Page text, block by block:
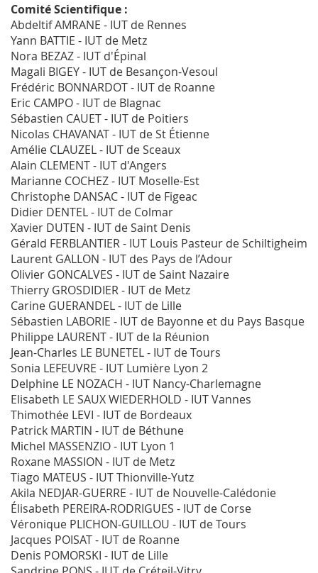
Comité Scientifique :
Abdeltif AMRANE - IUT de Rennes
Yann BATTIE - IUT de Metz
Nora BEZAZ - IUT d'Épinal
Magali BIGEY - IUT de Besançon-Vesoul
Frédéric BONNARDOT - IUT de Roanne
Eric CAMPO - IUT de Blagnac
Sébastien CAUET - IUT de Poitiers
Nicolas CHAVANAT - IUT de St Étienne
Amélie CLAUZEL - IUT de Sceaux
Alain CLEMENT - IUT d'Angers
Marianne COCHEZ - IUT Moselle-Est
Christophe DANSAC - IUT de Figeac
Didier DENTEL - IUT de Colmar
Xavier DUTEN - IUT de Saint Denis
Gérald FERBLANTIER - IUT Louis Pasteur de Schiltigheim
Laurent GALLON - IUT des Pays de l’Adour
Olivier GONCALVES - IUT de Saint Nazaire
Thierry GROSDIDIER - IUT de Metz
Carine GUERANDEL - IUT de Lille
Sébastien LABORIE - IUT de Bayonne et du Pays Basque
Philippe LAURENT - IUT de la Réunion
Jean-Charles LE BUNETEL - IUT de Tours
Sonia LEFEUVRE - IUT Lumière Lyon 2
Delphine LE NOZACH - IUT Nancy-Charlemagne
Elisabeth LE SAUX WIEDERHOLD - IUT Vannes
Thimothée LEVI - IUT de Bordeaux
Patrick MARTIN - IUT de Béthune
Michel MASSENZIO - IUT Lyon 1
Roxane MASSION - IUT de Metz
Tiago MATEUS - IUT Thionville-Yutz
Akila NEDJAR-GUERRE - IUT de Nouvelle-Calédonie
Élisabeth PEREIRA-RODRIGUES - IUT de Corse
Véronique PLICHON-GUILLOU - IUT de Tours
Jacques POISAT - IUT de Roanne
Denis POMORSKI - IUT de Lille